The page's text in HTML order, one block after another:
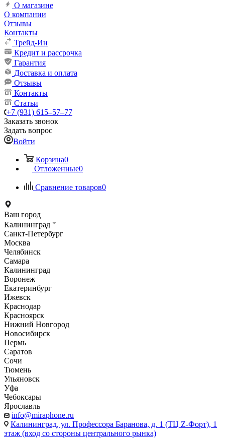
О магазине
О компании
Отзывы
Контакты
Трейд-Ин
Кредит и рассрочка
Гарантия
Доставка и оплата
Отзывы
Контакты
Статьи
+7 (931) 615‒57‒77
Заказать звонок
Задать вопрос
Войти
Корзина0
Отложенные0
Сравнение товаров0
Ваш город
Калининград
Санкт-Петербург
Москва
Челябинск
Самара
Калининград
Воронеж
Екатеринбург
Ижевск
Краснодар
Красноярск
Нижний Новгород
Новосибирск
Пермь
Саратов
Сочи
Тюмень
Ульяновск
Уфа
Чебоксары
Ярославль
info@miraphone.ru
Калининград, ул. Профессора Баранова, д. 1 (ТЦ Z-Форт), 1
этаж (вход со стороны центрального рынка)